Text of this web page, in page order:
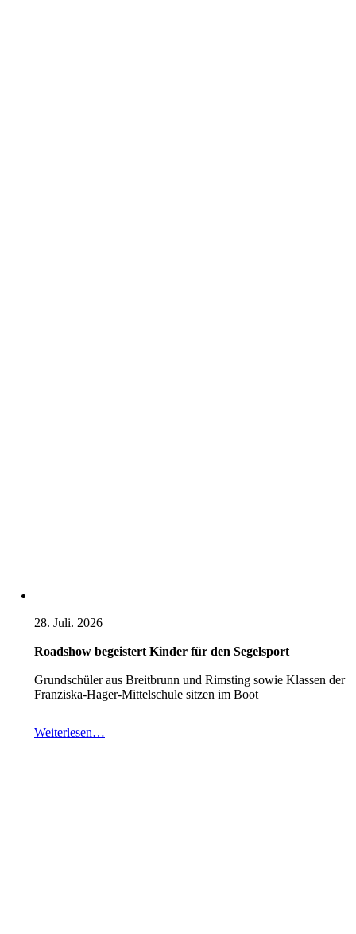
28. Juli. 2026
Roadshow begeistert Kinder für den Segelsport
Grundschüler aus Breitbrunn und Rimsting sowie Klassen der
Franziska-Hager-Mittelschule sitzen im Boot
Weiterlesen…